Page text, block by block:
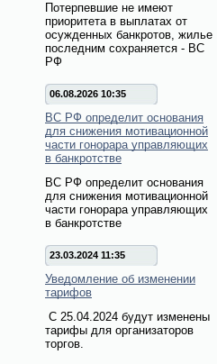
Потерпевшие не имеют
приоритета в выплатах от
осужденных банкротов, жилье
последним сохраняется - ВС
РФ
06.08.2026 10:35
ВС РФ определит основания
для снижения мотивационной
части гонорара управляющих
в банкротстве
ВС РФ определит основания
для снижения мотивационной
части гонорара управляющих
в банкротстве
23.03.2024 11:35
Уведомление об изменении
тарифов
С 25.04.2024 будут изменены
тарифы для организаторов
торгов.